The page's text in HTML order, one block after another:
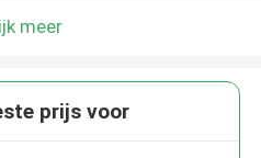
meer
prijs voor